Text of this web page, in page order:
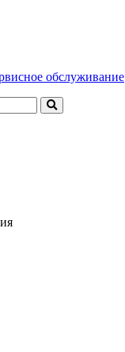
обслуживание